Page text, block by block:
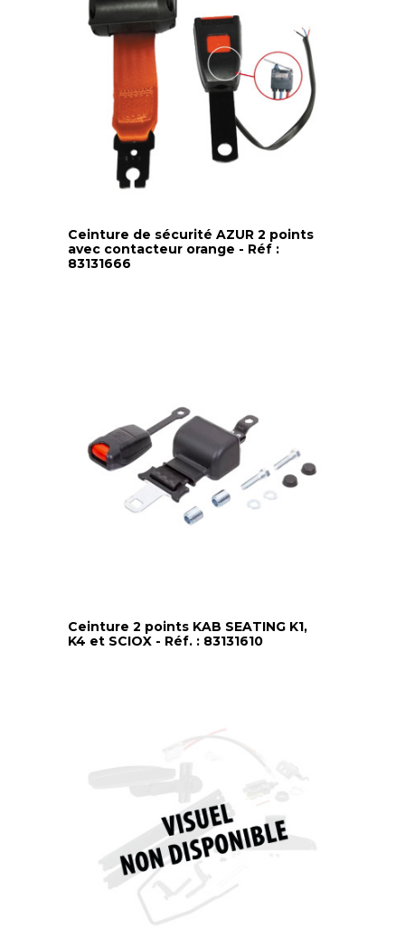
Ceinture de sécurité AZUR 2 points
avec contacteur orange - Réf :
83131666
Ceinture 2 points KAB SEATING K1,
K4 et SCIOX - Réf. : 83131610